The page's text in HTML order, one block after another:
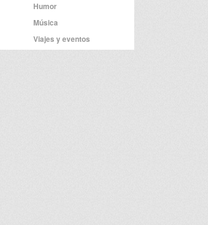
Humor
Música
Viajes y eventos